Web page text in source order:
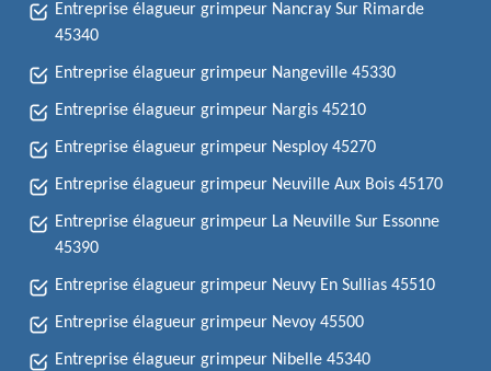
Entreprise élagueur grimpeur Nancray Sur Rimarde
45340
Entreprise élagueur grimpeur Nangeville 45330
Entreprise élagueur grimpeur Nargis 45210
Entreprise élagueur grimpeur Nesploy 45270
Entreprise élagueur grimpeur Neuville Aux Bois 45170
Entreprise élagueur grimpeur La Neuville Sur Essonne
45390
Entreprise élagueur grimpeur Neuvy En Sullias 45510
Entreprise élagueur grimpeur Nevoy 45500
Entreprise élagueur grimpeur Nibelle 45340